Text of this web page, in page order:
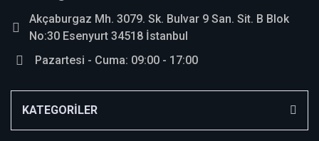
Akçaburgaz Mh. 3079. Sk. Bulvar 9 San. Sit. B Blok
No:30 Esenyurt 34518 İstanbul
Pazartesi - Cuma: 09:00 - 17:00
KATEGORİLER